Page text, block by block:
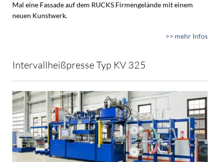
Mal eine Fassade auf dem RUCKS Firmengelände mit einem
neuen Kunstwerk.
>> mehr Infos
Intervallheißpresse Typ KV 325